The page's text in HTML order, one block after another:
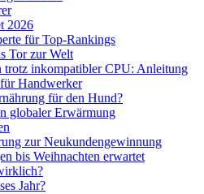
2026
für Top-Rankings
Tor zur Welt
trotz inkompatibler CPU: Anleitung
Handwerker
für den Hund?
globaler Erwärmung
zur Neukundengewinnung
bis Weihnachten erwartet
Jahr?